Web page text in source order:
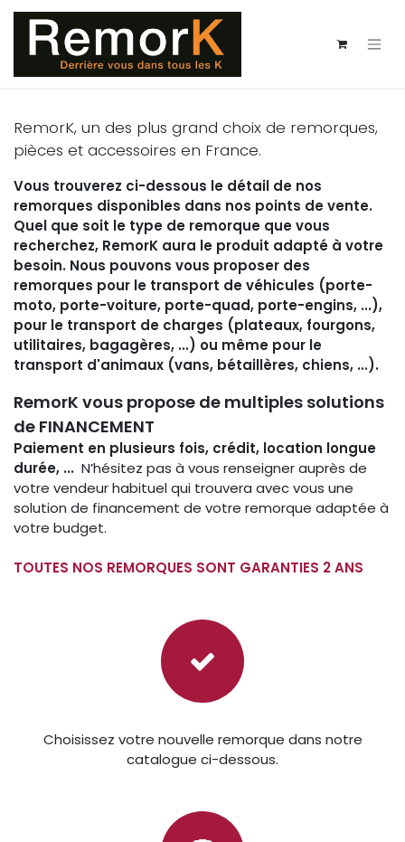
Se rendre au contenu
RemorK, un des plus grand choix de remorques,
pièces et accessoires en France.
Vous trouverez ci-dessous le détail de nos
remorques disponibles dans nos points de vente.
Quel que soit le type de remorque que vous
recherchez, RemorK aura le produit adapté à votre
besoin. Nous pouvons vous proposer des
remorques pour le transport de véhicules (porte-
moto, porte-voiture, porte-quad, porte-engins, ...),
pour le transport de charges (plateaux, fourgons,
utilitaires, bagagères, ...) ou même pour le
transport d'animaux (vans, bétaillères, chiens, ...).
RemorK vous propose de multiples solutions
de FINANCEMENT
Paiement en plusieurs fois, crédit, location longue
durée, ... N’hésitez pas à vous renseigner auprès de
votre vendeur habituel qui trouvera avec vous une
solution de financement de votre remorque adaptée à
votre budget.
TOUTES NOS REMORQUES SONT GARANTIES 2 ANS
Choisissez votre nouvelle remorque dans notre
catalogue ci-dessous.